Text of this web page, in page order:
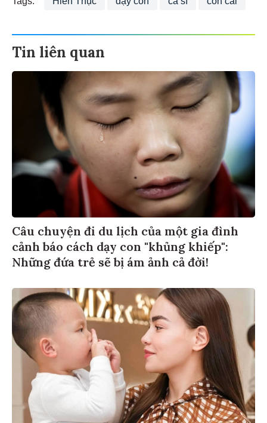
Tin liên quan
Câu chuyện đi du lịch của một gia đình
cảnh báo cách dạy con "khủng khiếp":
Những đứa trẻ sẽ bị ám ảnh cả đời!